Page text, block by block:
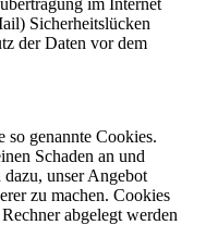
im Internet
Sicherheitslücken
der Daten vor dem
so genannte Cookies.
Schaden an und
unser Angebot
zu machen. Cookies
abgelegt werden